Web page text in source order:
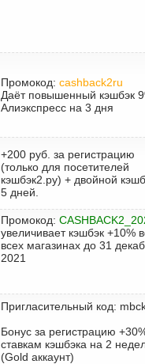
Промокод: cashback2ru
Даёт повышенный кэшбэк
Алиэкспресс на 3 дня
+200 руб. за регистрацию
(только для посетителей
кэшбэк2.ру) + двойной
5 дней.
Промокод:
увеличивает кэшбэк +10%
всех магазинах до 31
2021
Пригласительный код:
Бонус за регистрацию
ставкам кэшбэка на 2
(Gold аккаунт)